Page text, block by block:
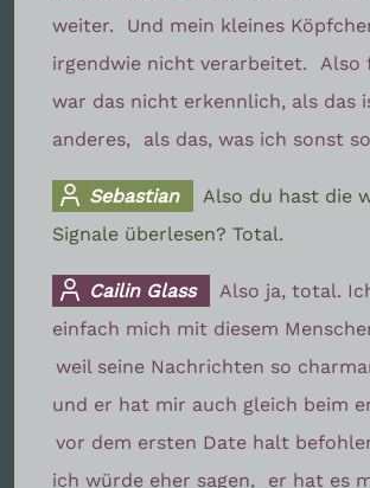
weiter.
Und mein kleines
irgendwie nicht verarbeitet.
Also
war das nicht erkennlich, als das
anderes,
als das, was ich sonst
Sebastian
Also du hast die
Signale überlesen? Total.
Cailin Glass
Also ja, total.
einfach mich mit diesem
weil seine Nachrichten so
und er hat mir auch gleich beim
vor dem ersten Date halt
ich würde eher sagen,
er hat es